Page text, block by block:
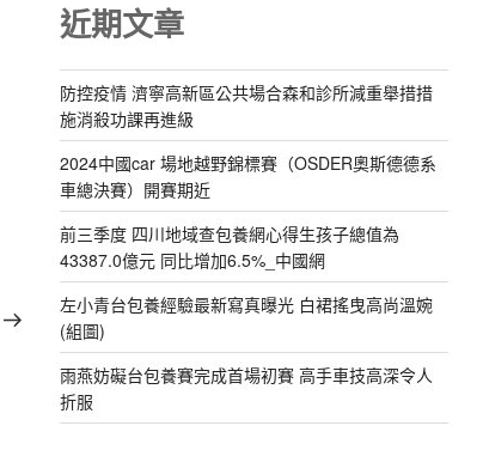
一
近期文章
防控疫情 濟寧高新區公共場合森和診所減重舉措措
施消殺功課再進級
2024中國car 場地越野錦標賽（OSDER奧斯德德系
車總決賽）開賽期近
前三季度 四川地域查包養網心得生孩子總值為
43387.0億元 同比增加6.5%_中國網
左小青台包養經驗最新寫真曝光 白裙搖曳高尚溫婉
(組圖)
雨燕妨礙台包養賽完成首場初賽 高手車技高深令人
折服